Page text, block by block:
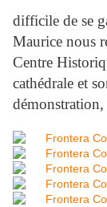
difficile de se
Maurice nous
Centre
cathédrale et